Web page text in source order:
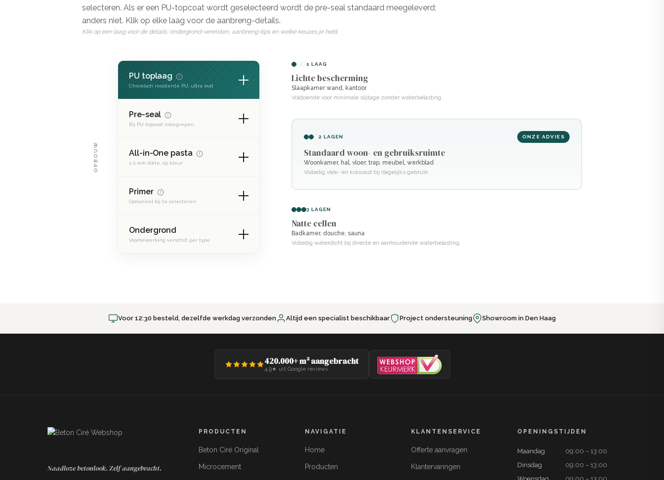
selecteren. Als er een PU-topcoat wordt geselecteerd wordt de pre-seal standaard meegeleverd;
anders niet. Klik op elke laag voor de aanbreng-details.
Klik op een laag voor de details: ondergrond-vereisten, aanbreng-tips en welke keuzes je hebt.
OPBOUW
PU toplaag
Chemisch resistente PU, ultra mat
Pre-seal
Bij PU-topcoat inbegrepen
All-in-One pasta
1-2 mm dikte, op kleur
Primer
Optioneel bij te selecteren
Ondergrond
Voorbewerking verschilt per type
1 LAAG
Lichte bescherming
Slaapkamer wand, kantoor
Voldoende voor minimale slijtage zonder waterbelasting.
2 LAGEN ONZE ADVIES
Standaard woon- en gebruiksruimte
Woonkamer, hal, vloer, trap, meubel, werkblad
Volledig vlek- en krasvast bij dagelijks gebruik.
3 LAGEN
Natte cellen
Badkamer, douche, sauna
Volledig waterdicht bij directe en aanhoudende waterbelasting.
Gereedschapset Kant & Klaar
Voor 12:30 besteld, dezelfde werkdag verzonden Altijd een specialist beschikbaar Project ondersteuning Showroom in Den Haag
420.000+ m² aangebracht
4,9★ uit Google reviews
Naadloze betonlook. Zelf aangebracht.
PRODUCTEN
Beton Ciré Original
Microcement
NAVIGATIE
Home
Producten
KLANTENSERVICE
Offerte aanvragen
Klantervaringen
OPENINGSTIJDEN
Maandag
09:00 – 13:00
Dinsdag
09:00 – 13:00